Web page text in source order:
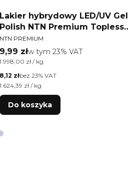
Lakier hybrydowy LED/UV Gel
Polish NTN Premium Topless
Collection Nr 14 5 g
PRODUCENT
NTN PREMIUM
Cena brutto
9,99 złw tym %s VAT
w tym 23% VAT
Cena jednostkowa brutto
1 998,00 zł / kg
Cena netto
8,12 złbez 23% VAT
Cena jednostkowa netto
1 624,39 zł / kg
Do koszyka